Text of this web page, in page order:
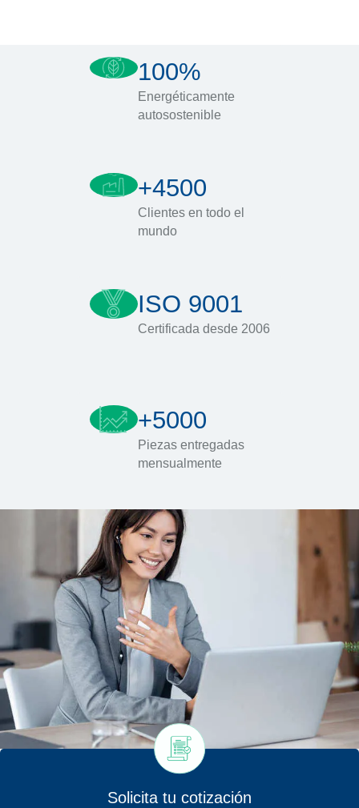
100%
Energéticamente
autosostenible
+4500
Clientes en todo el
mundo
ISO 9001
Certificada desde 2006
+5000
Piezas entregadas
mensualmente
Solicita tu cotización